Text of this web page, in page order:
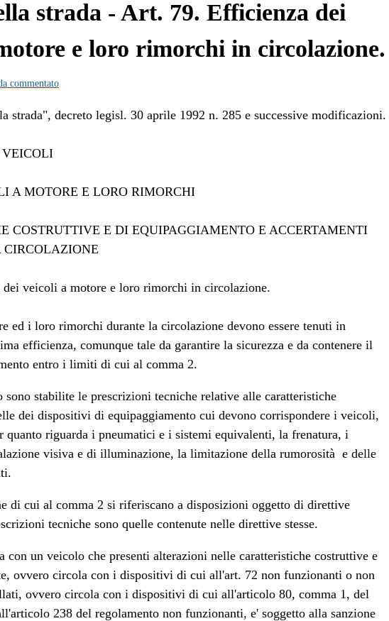
strada - Art. 79. Efficienza dei
e loro rimorchi in circolazione.
commentato
strada", decreto legisl. 30 aprile 1992 n. 285 e successive modificazioni.
A MOTORE E LORO RIMORCHI
COSTRUTTIVE E DI EQUIPAGGIAMENTO E ACCERTAMENTI
CIRCOLAZIONE
veicoli a motore e loro rimorchi in circolazione.
ed i loro rimorchi durante la circolazione devono essere tenuti in
efficienza, comunque tale da garantire la sicurezza e da contenere il
entro i limiti di cui al comma 2.
sono stabilite le prescrizioni tecniche relative alle caratteristiche
dei dispositivi di equipaggiamento cui devono corrispondere i veicoli,
quanto riguarda i pneumatici e i sistemi equivalenti, la frenatura, i
visiva e di illuminazione, la limitazione della rumorosità e delle
di cui al comma 2 si riferiscano a disposizioni oggetto di direttive
tecniche sono quelle contenute nelle direttive stesse.
con un veicolo che presenti alterazioni nelle caratteristiche costruttive e
ovvero circola con i dispositivi di cui all'art. 72 non funzionanti o non
ovvero circola con i dispositivi di cui all'articolo 80, comma 1, del
238 del regolamento non funzionanti, e' soggetto alla sanzione